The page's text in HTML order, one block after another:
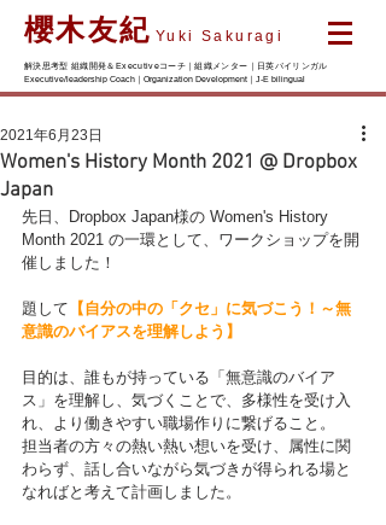
櫻木友紀 Yuki Sakuragi
解決思考型 組織開発＆Executiveコーチ｜組織メンター｜日英バイリンガル
Executive/leadership Coach｜Organization Development｜J-E bilingual
Women's History Month 2021 @ Dropbox
Japan
2021年6月23日
先日、Dropbox Japan様の Women's History
Month 2021 の一環として、ワークショップを開
催しました！
題して 【自分の中の「クセ」に気づこう！～無
意識のバイアスを理解しよう】
目的は、誰もが持っている「無意識のバイア
ス」を理解し、気づくことで、多様性を受け入
れ、より働きやすい職場作りに繋げること。
担当者の方々の熱い熱い想いを受け、属性に関
わらず、話し合いながら気づきが得られる場と
なればと考えて計画しました。